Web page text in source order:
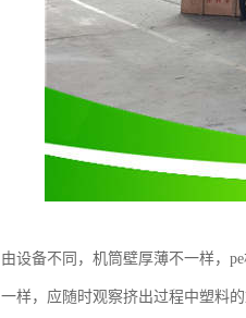
由设备不同，机筒壁厚薄不一样，
一样，应随时观察挤出过程中塑料